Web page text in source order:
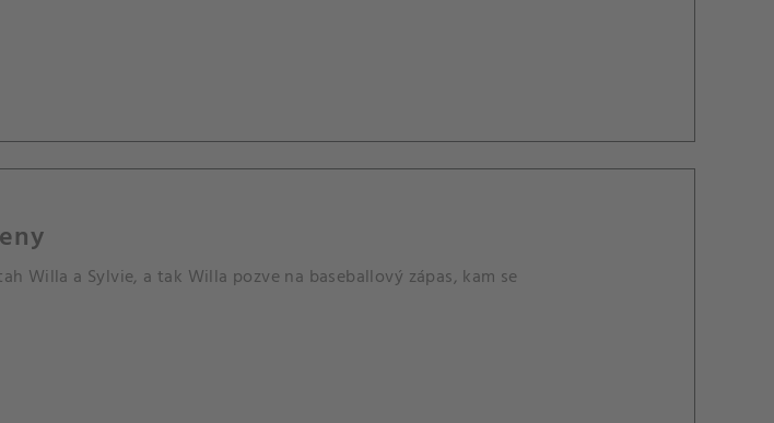
Willa a Sylvie, a tak Willa pozve na baseballový zápas, kam se